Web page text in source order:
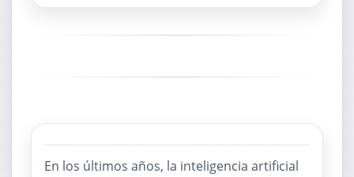
En los últimos años, la inteligencia artificial